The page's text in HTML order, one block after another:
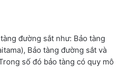
đường sắt như: Bảo tàng
Bảo tàng đường sắt và
số đó bảo tàng có quy mô